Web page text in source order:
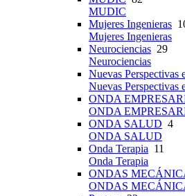
MUDIC
Mujeres Ingenieras
Mujeres Ingenieras
Neurociencias 29
Neurociencias
Nuevas Perspectivas
Nuevas Perspectivas
ONDA
ONDA
ONDA SALUD 4
ONDA SALUD
Onda Terapia 11
Onda Terapia
ONDAS
ONDAS